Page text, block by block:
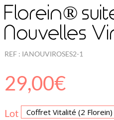
Florein®
Nouvelles
REF : IANOUVIROSES2-1
29,00€
Lot